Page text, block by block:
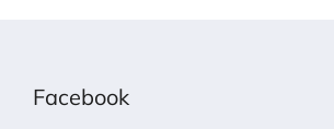
Facebook